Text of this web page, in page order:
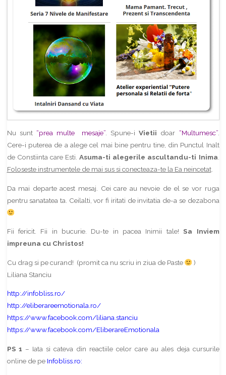
Nu sunt “prea multe mesaje”. Spune-iVietii doar “Multumesc”.
Cere-i puterea de a alege cel mai bine pentru tine, din Punctul Inalt
de Constiinta care Esti.Asuma-ti alegerile ascultandu-ti Inima.
Foloseste instrumentele de mai sus si conecteaza-te la Ea neincetat.
Da mai departe acest mesaj. Cei care au nevoie de el se vor ruga
pentru sanatatea ta. Ceilalti, vor fi iritati de invitatia de-a se dezabona
Fii fericit. Fii in bucurie. Du-te in pacea Inimii tale! Sa Inviem
impreuna cu Christos!
Cu drag si pe curand! (promit ca nu scriu in ziua de Paste
)
Liliana Stanciu
http://infobliss.ro/
http://eliberareemotionala.ro/
https://www.facebook.com/liliana.stanciu
https://www.facebook.com/EliberareEmotionala
PS 1 – Iata si cateva din reactiile celor care au ales deja cursurile
online de pe Infobliss.ro: